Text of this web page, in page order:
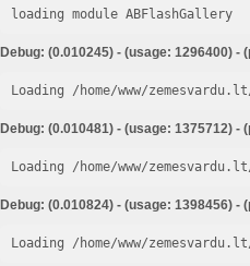
loading module ABFlashGallery
Debug: (0.010245) - (usage: 1296400) -
Loading /home/www/
Debug: (0.010481) - (usage: 1375712) -
Loading /home/www/
Debug: (0.010824) - (usage: 1398456) -
Loading /home/www/